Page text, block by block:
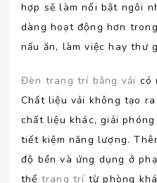
hợp sẽ làm nổi bật ngôi
dàng hoạt động hơn
nấu ăn, làm việc hay thư
Đèn trang trí bằng vải có
Chất liệu vải không tạo
chất liệu khác, giải
tiết kiệm năng lượng.
độ bền và ứng dụng ở
thể trang trí từ phòng